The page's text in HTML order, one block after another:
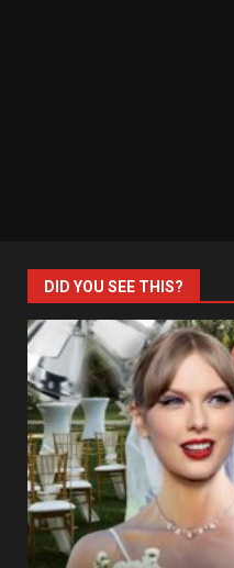
DID YOU SEE THIS?